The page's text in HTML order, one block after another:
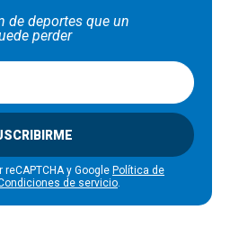
de deportes que un
perder
y Google Política de
de servicio.